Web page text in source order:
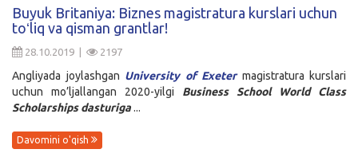
Buyuk Britaniya: Biznes magistratura kurslari uchun
toʻliq va qisman grantlar!
28.10.2019 | 2197
Angliyada joylashgan University of Exetermagistratura kurslari
uchun mo’ljallangan 2020-yilgi Business School World Class
Scholarshipsdasturiga...
Davomini o'qish